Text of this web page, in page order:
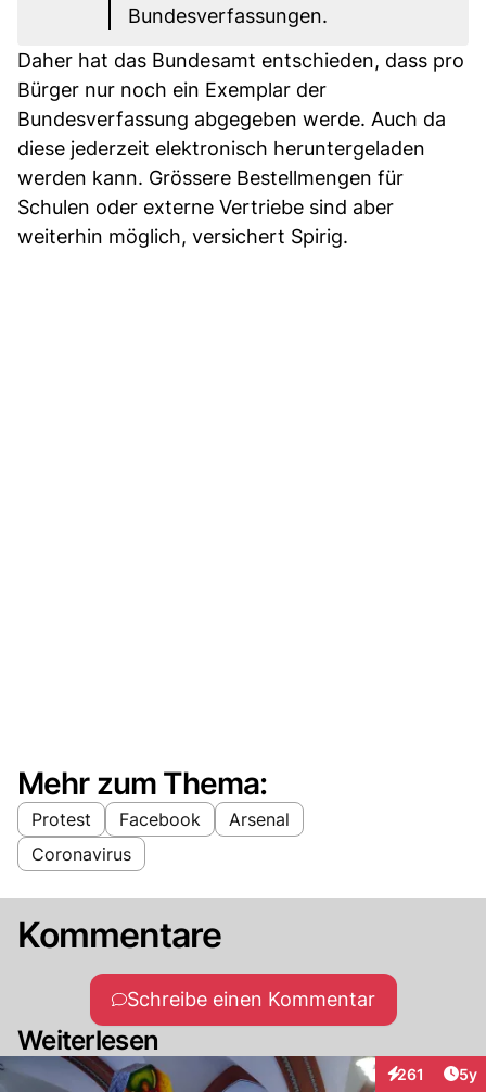
Bundesverfassungen.
Daher hat das Bundesamt entschieden, dass pro
Bürger nur noch ein Exemplar der
Bundesverfassung abgegeben werde. Auch da
diese jederzeit elektronisch heruntergeladen
werden kann. Grössere Bestellmengen für
Schulen oder externe Vertriebe sind aber
weiterhin möglich, versichert Spirig.
Mehr zum Thema:
Protest Facebook
Arsenal
Coronavirus
Kommentare
Schreibe einen Kommentar
Weiterlesen
261
Interaktionen
5y